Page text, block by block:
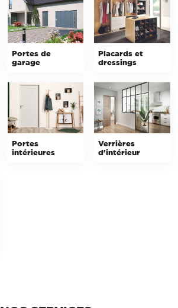
Portes de
garage
Placards et
dressings
Portes
intérieures
Verrières
d'intérieur